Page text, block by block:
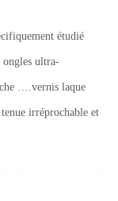
étudié
ongles ultra-
….vernis laque
irréprochable et